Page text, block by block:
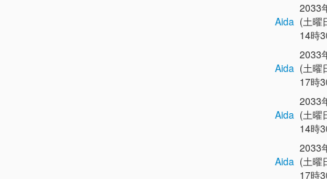
Aida
2033
(土曜
14時
Aida
2033
(土曜
17時
Aida
2033
(土曜
14時
Aida
2033
(土曜
17時